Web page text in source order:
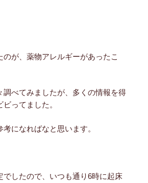
が、薬物アレルギーがあったこ
調べてみましたが、多くの情報を得
ってました。
になればなと思います。
でしたので、いつも通り6時に起床